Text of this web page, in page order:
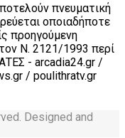
πνευματική
οποιαδήποτε
προηγούμενη
Ν. 2121/1993 περί
- arcadia24.gr /
/ poulithratv.gr
Designed and